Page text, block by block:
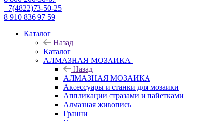
+7(4822)73-50-25
8 910 836 97 59
Каталог
Назад
Каталог
АЛМАЗНАЯ МОЗАИКА
Назад
АЛМАЗНАЯ МОЗАИКА
Аксессуары и станки для мозаики
Аппликации стразами и пайетками
Алмазная живопись
Гранни